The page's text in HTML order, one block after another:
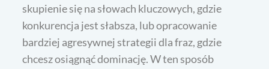
skupienie się na słowach kluczowych, gdzie
konkurencja jest słabsza, lub opracowanie
bardziej agresywnej strategii dla fraz, gdzie
chcesz osiągnąć dominację. W ten sposób